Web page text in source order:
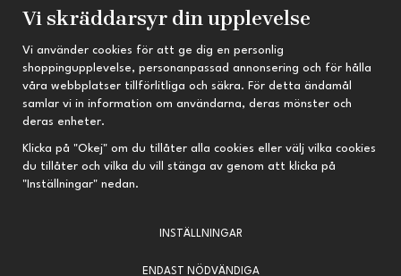
sidan?
Retur & Reklamation
INFORMATION
Om oss
Nyheter
Nyhetsbrev
Om cookies
Prenumeration
TRYGG HANDEL
Fri frakt vid köp över 695 kr
Kvalitetsprodukter till kanonpris
Vi skräddarsyr din upplevelse
Vi använder cookies för att ge dig en personlig
shoppingupplevelse, personanpassad annonsering och för hålla
våra webbplatser tillförlitliga och säkra. För detta ändamål
samlar vi in information om användarna, deras mönster och
deras enheter.
Klicka på "Okej" om du tillåter alla cookies eller välj vilka cookies
du tillåter och vilka du vill stänga av genom att klicka på
"Inställningar" nedan.
INSTÄLLNINGAR
ENDAST NÖDVÄNDIGA